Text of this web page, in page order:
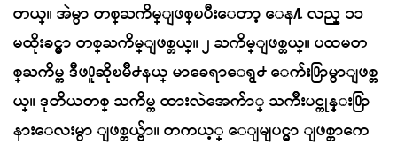
တယ္။ အဲမွာ တစ္ႀကိမ္ျဖစ္ၿပီးေတာ့ ေန႔ လည္ ၁၁
မထိုးခင္မွာ တစ္ႀကိမ္ျဖစ္တယ္။ ၂ ႀကိမ္ျဖစ္တယ္။ ပထမတ
စ္ႀကိမ္က ဒီဖ႐ူဆိုၿမိဳ႕နယ္ မာခေရာေရွ႕ ေက်း႐ြာမွာျဖစ္တ
ယ္။ ဒုတိယတစ္ ႀကိမ္က ထားလဲအေက်ာ္ ႀကိဳးပင္ကုန္း႐ြာ
နားေလးမွာ ျဖစ္တယ္ဗ်ာ။ တကယ့္ ေျမျပင္မွာ ျဖစ္တာကေ